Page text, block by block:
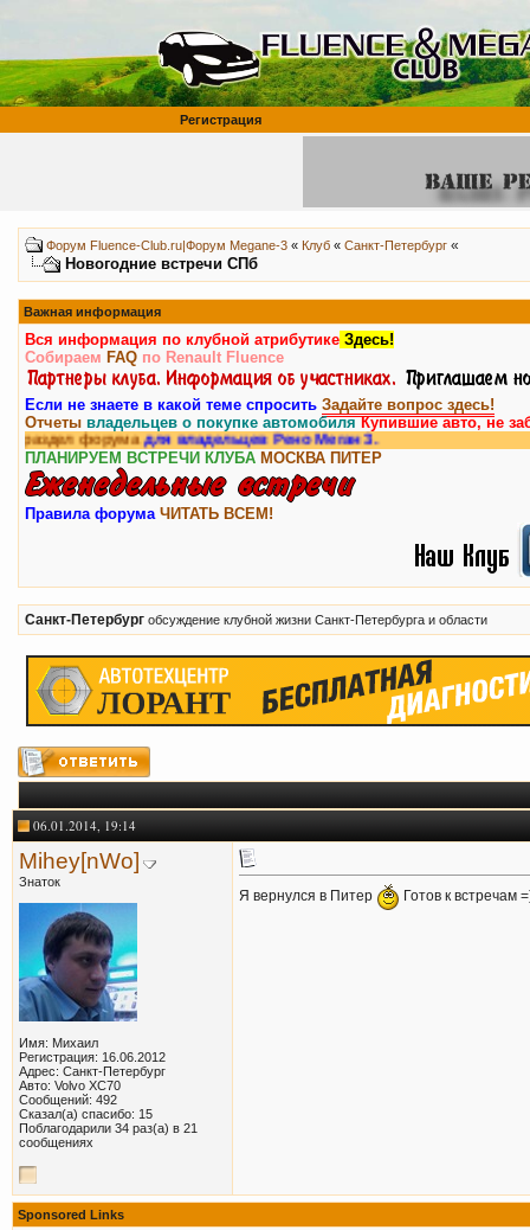
Регистрация
Форум Fluence-Club.ru|Форум Megane-3 « Клуб « Санкт-Петербург «
Новогодние встречи СПб
Важная информация
Вся информация по клубной атрибутике Здесь!
Собираем FAQ по Renault Fluence
Если не знаете в какой теме спросить Задайте вопрос здесь!
Отчеты владельцев о покупке автомобиляКупившие авто, не
форумадля владельцев Рено Меган 3.
ПЛАНИРУЕМ ВСТРЕЧИ КЛУБА МОСКВА ПИТЕР
Правила форума ЧИТАТЬ ВСЕМ!
Санкт-Петербург обсуждение клубной жизни Санкт-Петербурга и области
06.01.2014, 19:14
Mihey[nWo]
Знаток
Имя: Михаил
Регистрация: 16.06.2012
Адрес: Санкт-Петербург
Авто: Volvo XC70
Сообщений: 492
Сказал(а) спасибо: 15
Поблагодарили 34 раз(а) в 21
сообщениях
Я вернулся в Питер Готов к встречам
Sponsored Links